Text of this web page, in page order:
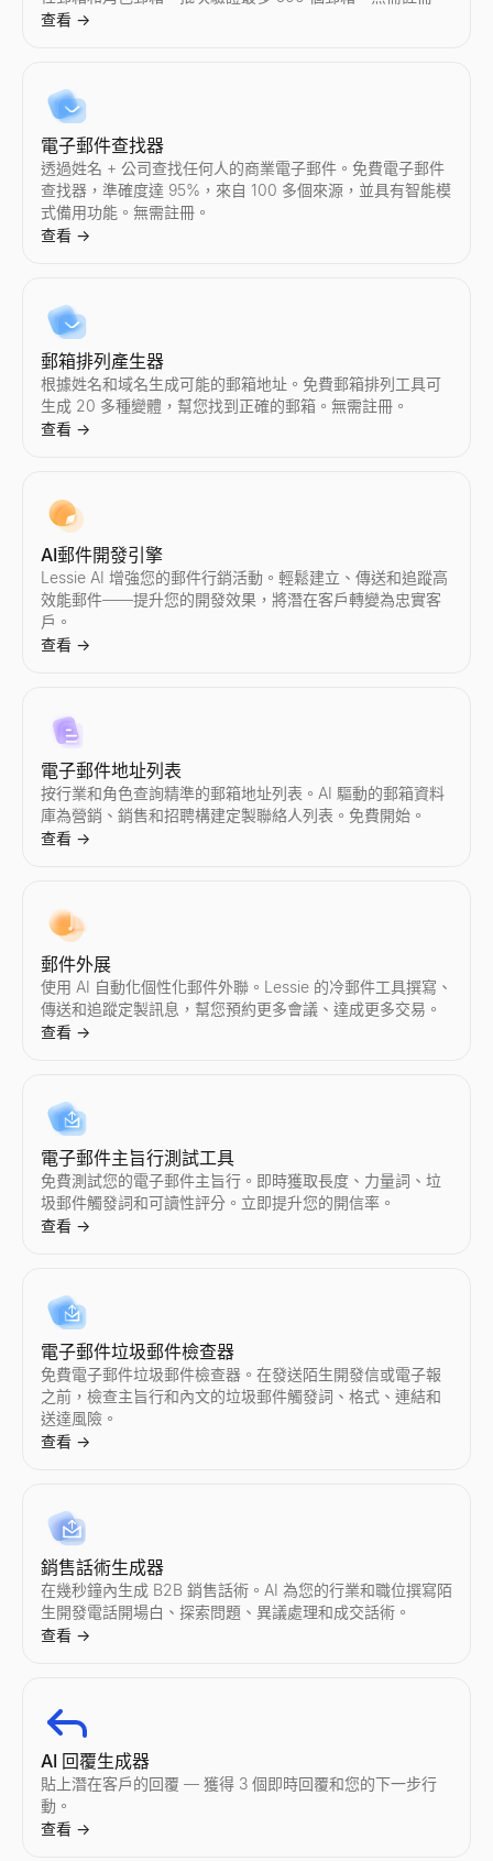
估算 Instagram 網紅每條贊助帖子的定價。分析互動率、受眾質
尋找 Instagram 創作者
按國家和領域發現 Instagram 網紅。按行業、地區和互動資料篩
查看→
Instagram 網紅對比
並排比較任意兩位 Instagram 網紅 — 互動率、粉絲數、平均點贊
查看→
按國家和領域發現 TikTok 網紅。按行業、地區和互動資料篩選
TikTok 網紅對比
並排比較任意兩位 TikTok 網紅 — 互動率、粉絲數、平均點贊數
查看→
按國家和領域發現 YouTube 網紅。按行業、地區和互動資料篩
YouTube 網紅對比
並排比較任意兩位 YouTube 網紅 — 互動率、訂閱者數、平均點
查看→
即時審計任意 Twitter/X 賬號。獲取互動率、平均點贊數、轉發數
尋找 Twitter/X 創作者
按國家和領域發現 Twitter/X 網紅。按行業、地區和互動資料篩
查看→
Twitter/X 網紅對比
並排比較任意兩位 Twitter/X 網紅 — 互動率、粉絲數、平均點贊
查看→
免費 AI LinkedIn 摘要產生器。輸入您的職位和技能，幾秒鐘內
查看 →
電子郵件查找器
透過姓名 + 公司查找任何人的商業電子郵件。免費電子郵件
查找器，準確度達 95%，來自 100 多個來源，並具有智能模
式備用功能。無需註冊。
查看 →
郵箱排列產生器
根據姓名和域名生成可能的郵箱地址。免費郵箱排列工具可
生成 20 多種變體，幫您找到正確的郵箱。無需註冊。
查看 →
AI郵件開發引擎
Lessie AI 增強您的郵件行銷活動。輕鬆建立、傳送和追蹤高
效能郵件——提升您的開發效果，將潛在客戶轉變為忠實客
戶。
查看 →
電子郵件地址列表
按行業和角色查詢精準的郵箱地址列表。AI 驅動的郵箱資料
庫為營銷、銷售和招聘構建定製聯絡人列表。免費開始。
查看 →
郵件外展
使用 AI 自動化個性化郵件外聯。Lessie 的冷郵件工具撰寫、
傳送和追蹤定製訊息，幫您預約更多會議、達成更多交易。
查看 →
電子郵件主旨行測試工具
免費測試您的電子郵件主旨行。即時獲取長度、力量詞、垃
圾郵件觸發詞和可讀性評分。立即提升您的開信率。
查看 →
電子郵件垃圾郵件檢查器
免費電子郵件垃圾郵件檢查器。在發送陌生開發信或電子報
之前，檢查主旨行和內文的垃圾郵件觸發詞、格式、連結和
送達風險。
查看 →
銷售話術生成器
在幾秒鐘內生成 B2B 銷售話術。AI 為您的行業和職位撰寫陌
生開發電話開場白、探索問題、異議處理和成交話術。
查看 →
AI 回覆生成器
貼上潛在客戶的回覆 — 獲得 3 個即時回覆和您的下一步行
動。
查看 →